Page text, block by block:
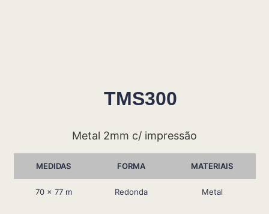
TMS300
Metal 2mm c/ impressão
MEDIDAS FORMA MATERIAIS
70 x 77 m Redonda Metal